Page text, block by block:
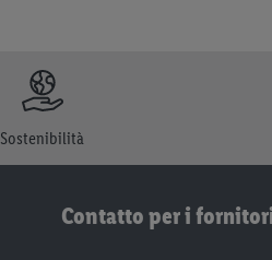
Sostenibilità
Contatto per i